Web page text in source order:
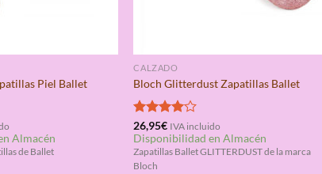
Piel Ballet
Almacén
de Ballet
CALZADO
Bloch Glitterdust Zapatillas Ballet
Valorado
con4.00
de 5
26,95€ IVA incluido
Disponibilidad en Almacén
Zapatillas Ballet GLITTERDUST de la marca
Bloch